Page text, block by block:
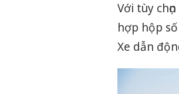
Với tùy
hợp hộp
Xe dẫn